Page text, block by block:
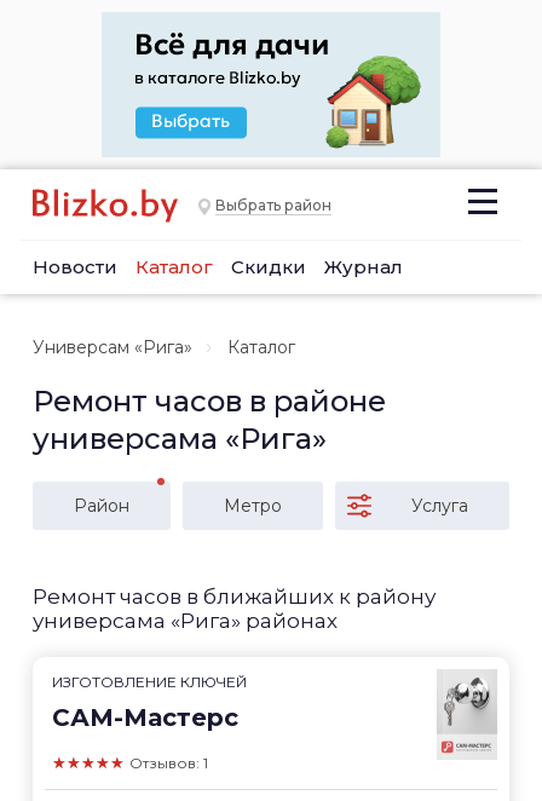
Выбрать район
Новости Каталог Скидки Журнал
Универсам «Рига» Каталог
Ремонт часов в районе
универсама «Рига»
Район Метро Услуга
Ремонт часов в ближайших к району
универсама «Рига» районах
ИЗГОТОВЛЕНИЕ КЛЮЧЕЙ
САМ-Мастерс
★★★★★ Отзывов: 1